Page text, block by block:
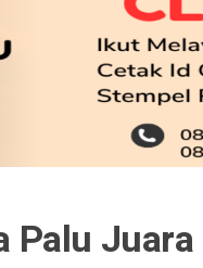
Palu